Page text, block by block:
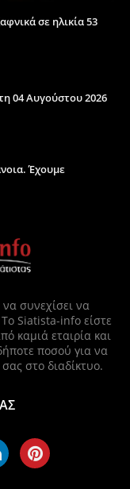
σε ηλικία 53
04 Αυγούστου 2026
Έχουμε
συνεχίσει να
Siatista-info είστε
καμιά εταιρία και
ποσού για να
στο διαδίκτυο.